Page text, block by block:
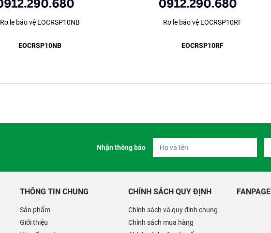
Rơ le bảo vệ EOCRSP10NB
EOCRSP10NB
Rơ le bảo vệ EOCRSP10RF
EOCRSP10RF
Nhận thông báo
THÔNG TIN CHUNG
Sản phẩm
Giới thiệu
CHÍNH SÁCH QUY ĐỊNH
Chính sách và quy định chung
Chính sách mua hàng
FANPAGE